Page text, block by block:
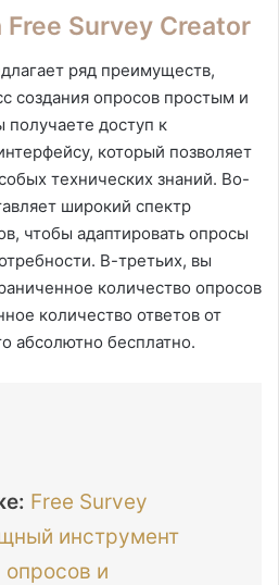
Survey Creator
ряд преимуществ,
создания опросов простым и
доступ к
который позволяет
технических знаний. Во-
широкий спектр
чтобы адаптировать опросы
В-третьих, вы
количество опросов
количество ответов от
абсолютно бесплатно.
Free Survey
инструмент
опросов и